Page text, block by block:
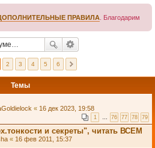
ПРАВИЛА . Благодарим
2 3 4 5 6
Темы
« 16 дек 2023, 19:58
1 … 76 77 78 79
и секреты", читать ВСЕМ
« 16 фев 2011, 15:37